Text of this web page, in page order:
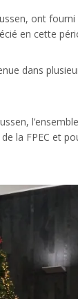
ont fourni
en cette
dans
la FPEC et